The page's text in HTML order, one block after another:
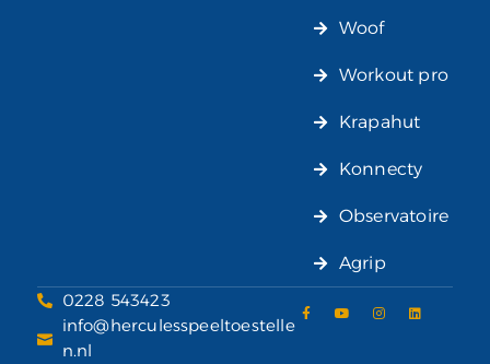
Woof
Workout pro
Krapahut
Konnecty
Observatoire
Agrip
0228 543423
info@herculesspeeltoestelle
n.nl